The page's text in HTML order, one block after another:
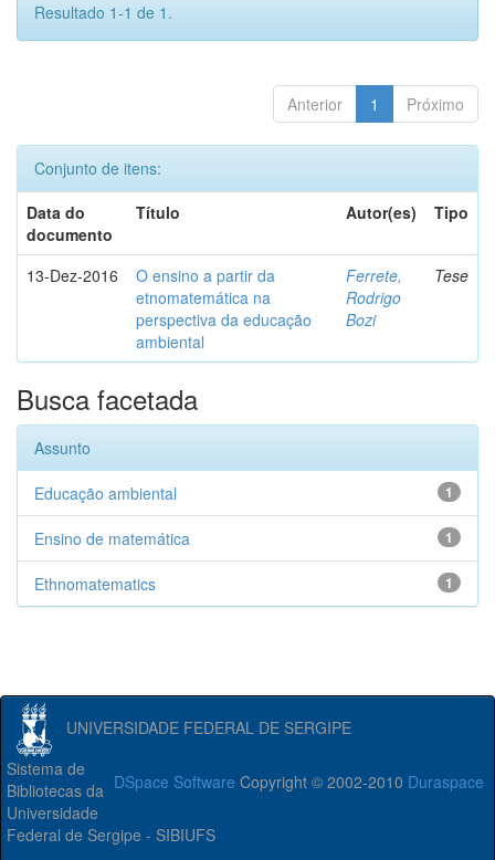
Resultado 1-1 de 1.
Anterior 1 Próximo
Conjunto de itens:
Data do
documento
Título Autor(es) Tipo
13-Dez-2016
O ensino a partir da
etnomatemática na
perspectiva da educação
ambiental
Ferrete,
Rodrigo
Bozi
Tese
Busca facetada
Assunto
1
Educação ambiental
1
Ensino de matemática
1
Ethnomatematics
UNIVERSIDADE FEDERAL DE SERGIPE
DSpace Software Copyright © 2002-2010 Duraspace
Sistema de
Bibliotecas da
Universidade
Federal de Sergipe - SIBIUFS